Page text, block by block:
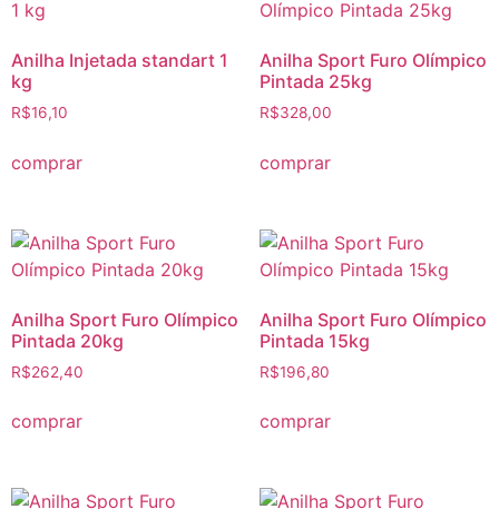
Anilha Injetada standart 1
kg
R$16,10
comprar
Anilha Sport Furo Olímpico
Pintada 25kg
R$328,00
comprar
Anilha Sport Furo Olímpico
Pintada 20kg
R$262,40
comprar
Anilha Sport Furo Olímpico
Pintada 15kg
R$196,80
comprar